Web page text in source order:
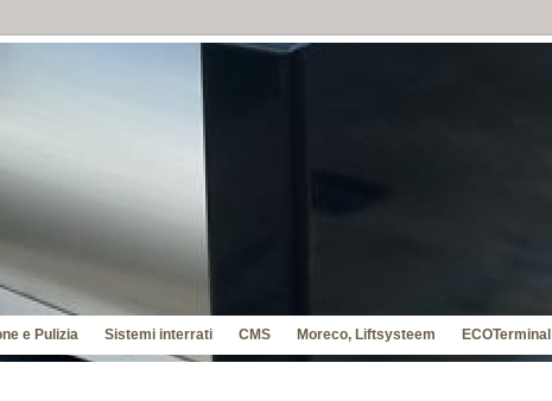
e Pulizia Sistemi interrati CMS Moreco, Liftsysteem ECOTerminal